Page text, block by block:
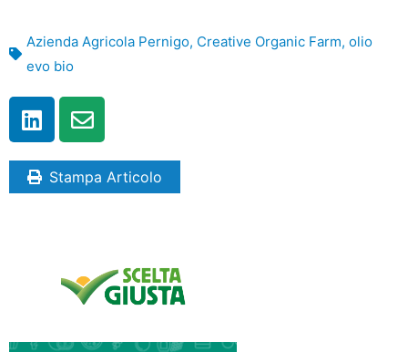
Azienda Agricola Pernigo, Creative Organic Farm, olio
evo bio
Stampa Articolo